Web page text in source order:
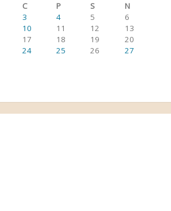
C P S
N
3 4 5
6
10 11 12
13
17 18 19
20
24 25 26
27